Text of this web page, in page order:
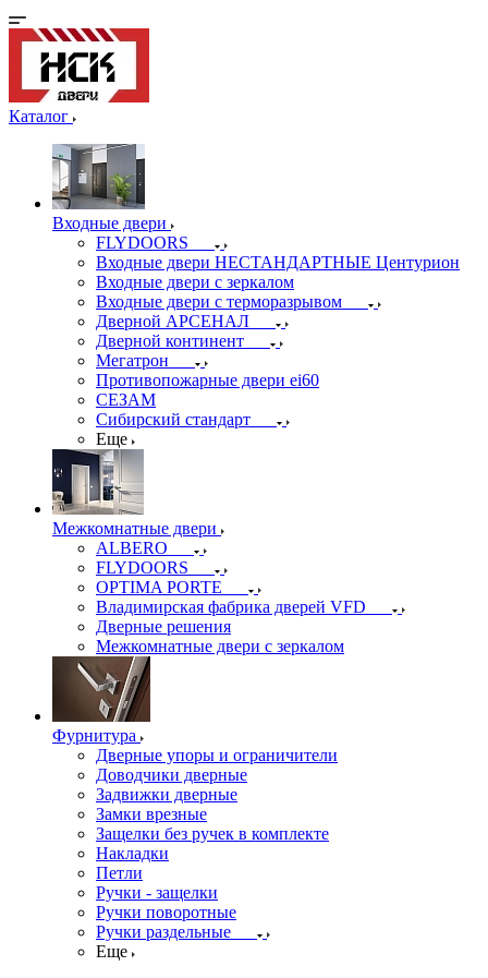
Каталог
Входные двери
FLYDOORS
Входные двери НЕСТАНДАРТНЫЕ Центурион
Входные двери с зеркалом
Входные двери с терморазрывом
Дверной АРСЕНАЛ
Дверной континент
Мегатрон
Противопожарные двери ei60
СЕЗАМ
Сибирский стандарт
Еще
Межкомнатные двери
ALBERO
FLYDOORS
OPTIMA PORTE
Владимирская фабрика дверей VFD
Дверные решения
Межкомнатные двери c зеркалом
Фурнитура
Дверные упоры и ограничители
Доводчики дверные
Задвижки дверные
Замки врезные
Защелки без ручек в комплекте
Накладки
Петли
Ручки - защелки
Ручки поворотные
Ручки раздельные
Еще